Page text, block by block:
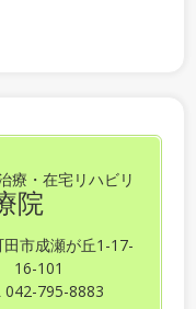
療・在宅リハビリ
院
市成瀬が丘1-17-
16-101
042-795-8883